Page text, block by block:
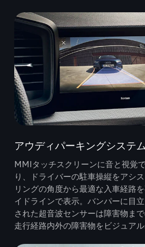
アウディパーキングシステム
MMIタッチスクリーンに音と視覚
り、ドライバーの駐車操縦をアシ
リングの角度から最適な入車経路
イドラインで表示。バンパーに目
された超音波センサーは障害物まで
走行経路内外の障害物をビジュアル